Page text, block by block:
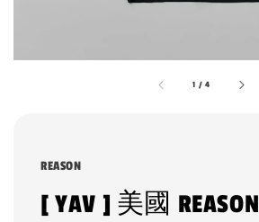
1 /4
REASON
[ YAV ] 美國